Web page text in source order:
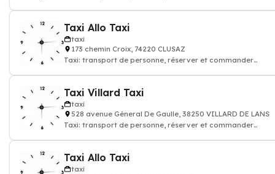
Taxi Allo Taxi
taxi
173 chemin Croix, 74220 CLUSAZ
Taxi: transport de personne, réserver et commander
Taxi Villard Taxi
taxi
528 avenue Géneral De Gaulle, 38250 VILLARD DE LANS
Taxi: transport de personne, réserver et commander
Taxi Allo Taxi
taxi